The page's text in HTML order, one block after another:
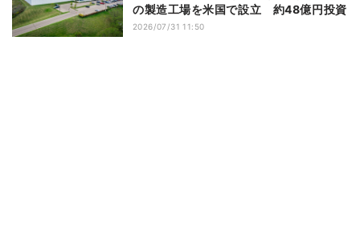
の製造工場を米国で設立 約48億円投資
2026/07/31 11:50